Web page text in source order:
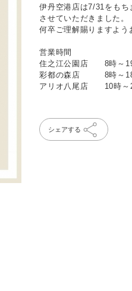
伊丹空港店は7/31をもち
させていただきました。
何卒ご理解賜りますよう
営業時間
住之江公園店 8時～
彩都の森店 8時～
アリオ八尾店 10時～
シェアする